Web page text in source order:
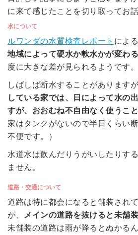
に来て感じたことを切り取ってお
水について
ルワンダの水質検査レポート によ
地域によって硬水か軟水かが変わる
度に大きな差が見られるようです。
しばしば断水することがありますが
している家では、日によって水の
すが、おおむね不自由なく使うこ
家はタンクがないので半日くらい
不便です。）
水道水は飲んだりうがいしたりす
ません。
道路・交通について
道路は特に都会になると舗装され
が、
メインの道路を抜けると未舗
未舗装の道路は雨が降るとぬかる